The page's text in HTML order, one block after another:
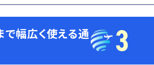
幅広く使える通 3